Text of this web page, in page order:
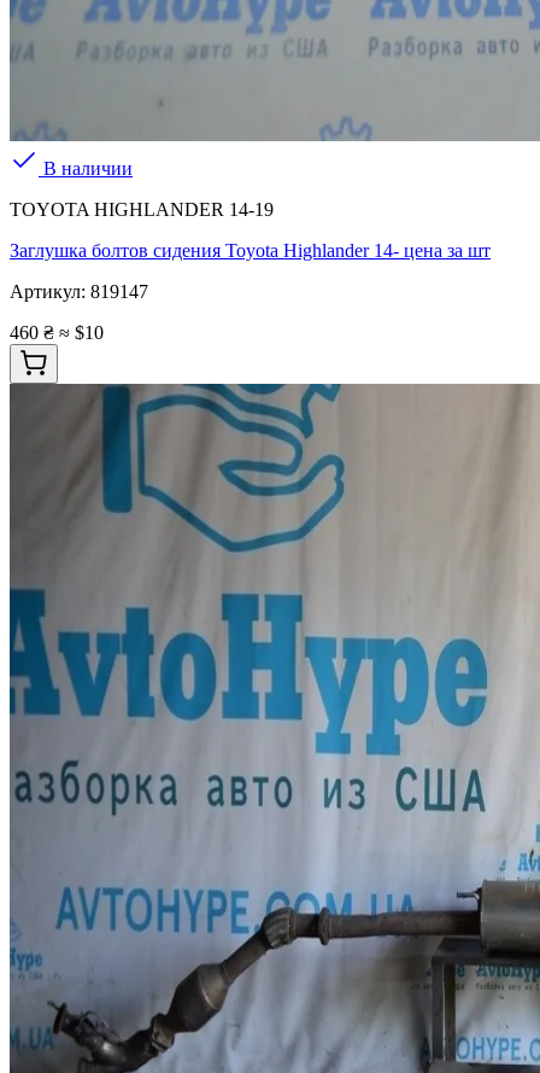
В наличии
TOYOTA HIGHLANDER 14-19
Заглушка болтов сидения Toyota Highlander 14- цена за шт
Артикул: 819147
460 ₴ ≈ $10